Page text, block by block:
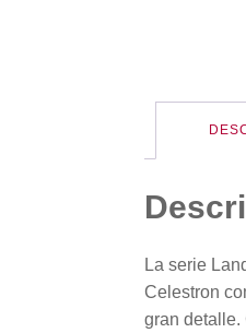
La serie
Celestron
gran detalle.